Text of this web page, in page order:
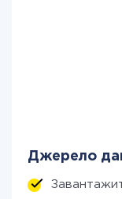
Джерело